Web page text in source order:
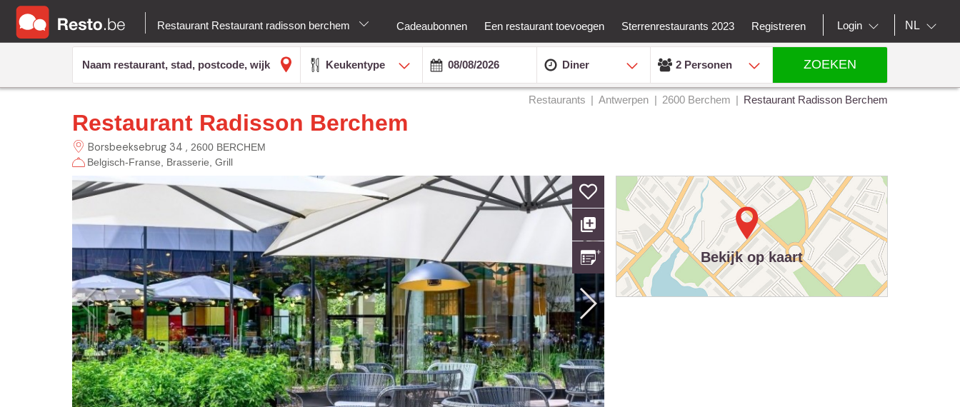
Restaurant Restaurant radisson berchem Cadeaubonnen Een restaurant toevoegen Sterrenrestaurants 2023 Registreren Login NL
Keukentype Diner 2 Personen ZOEKEN
Restaurants Antwerpen 2600 Berchem Restaurant Radisson Berchem
Restaurant Radisson Berchem
Borsbeeksebrug 34
2600 BERCHEM
Belgisch-Franse
Brasserie Grill
Bekijk op kaart